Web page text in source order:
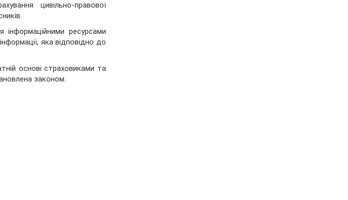
цивільно-правової
ресурсами
яка відповідно до
основі страховиками та
законом.